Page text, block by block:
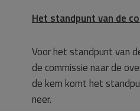
Het standpunt van de
Voor het standpunt van
de commissie naar de
de kern komt het
neer.